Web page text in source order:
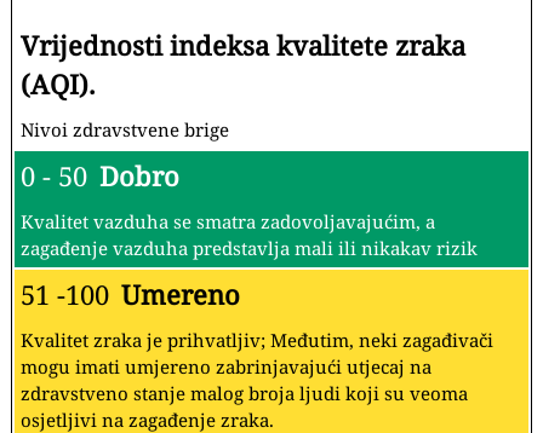
Vrijednosti indeksa kvalitete zraka
(AQI).
Nivoi zdravstvene brige
0 - 50 Dobro
Kvalitet vazduha se smatra zadovoljavajućim, a
zagađenje vazduha predstavlja mali ili nikakav rizik
51 -100 Umereno
Kvalitet zraka je prihvatljiv; Međutim, neki zagađivači
mogu imati umjereno zabrinjavajući utjecaj na
zdravstveno stanje malog broja ljudi koji su veoma
osjetljivi na zagađenje zraka.